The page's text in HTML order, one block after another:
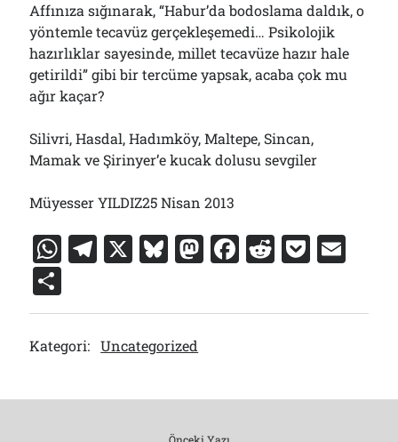
Affınıza sığınarak, “Habur’da bodoslama daldık, o
yöntemle tecavüz gerçekleşemedi… Psikolojik
hazırlıklar sayesinde, millet tecavüze hazır hale
getirildi” gibi bir tercüme yapsak, acaba çok mu
ağır kaçar?
Silivri, Hasdal, Hadımköy, Maltepe, Sincan,
Mamak ve Şirinyer’e kucak dolusu sevgiler
Müyesser YILDIZ25 Nisan 2013
W
at
s
A
p
T
e
gr
a
m
X Bl
e
s
k
y
M
st
o
F
c
o
R
d
P
c ai
h
ar
e
Kategori: Uncategorized